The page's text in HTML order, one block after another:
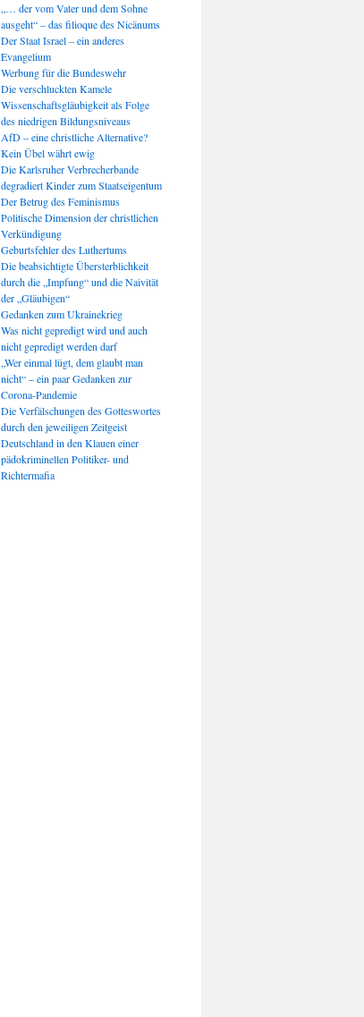
„… der vom Vater und dem Sohne
ausgeht“ – das filioque des Nicänums
Der Staat Israel – ein anderes
Evangelium
Werbung für die Bundeswehr
Die verschluckten Kamele
Wissenschaftsgläubigkeit als Folge
des niedrigen Bildungsniveaus
AfD – eine christliche Alternative?
Kein Übel währt ewig
Die Karlsruher Verbrecherbande
degradiert Kinder zum Staatseigentum
Der Betrug des Feminismus
Politische Dimension der christlichen
Verkündigung
Geburtsfehler des Luthertums
Die beabsichtigte Übersterblichkeit
durch die „Impfung“ und die Naivität
der „Gläubigen“
Gedanken zum Ukrainekrieg
Was nicht gepredigt wird und auch
nicht gepredigt werden darf
„Wer einmal lügt, dem glaubt man
nicht“ – ein paar Gedanken zur
Corona-Pandemie
Die Verfälschungen des Gotteswortes
durch den jeweiligen Zeitgeist
Deutschland in den Klauen einer
pädokriminellen Politiker- und
Richtermafia